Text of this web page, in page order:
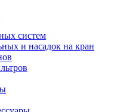
систем
и насадок на кран